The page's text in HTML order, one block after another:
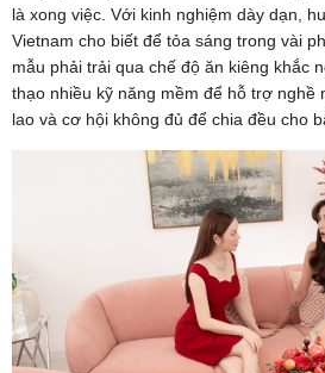
là xong việc. Với kinh nghiệm dày dạn,
Vietnam cho biết để tỏa sáng trong vài
mẫu phải trải qua chế độ ăn kiêng khắc
thạo nhiều kỹ năng mềm để hỗ trợ nghề
lao và cơ hội không đủ để chia đều cho